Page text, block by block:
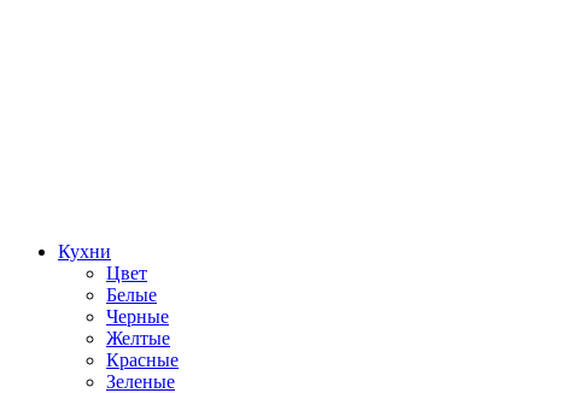
Кухни
Цвет
Белые
Черные
Желтые
Красные
Зеленые